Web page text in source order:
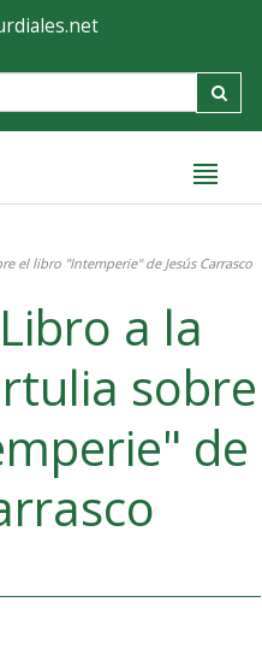
el libro "Intemperie" de Jesús Carrasco
a la
sobre
de